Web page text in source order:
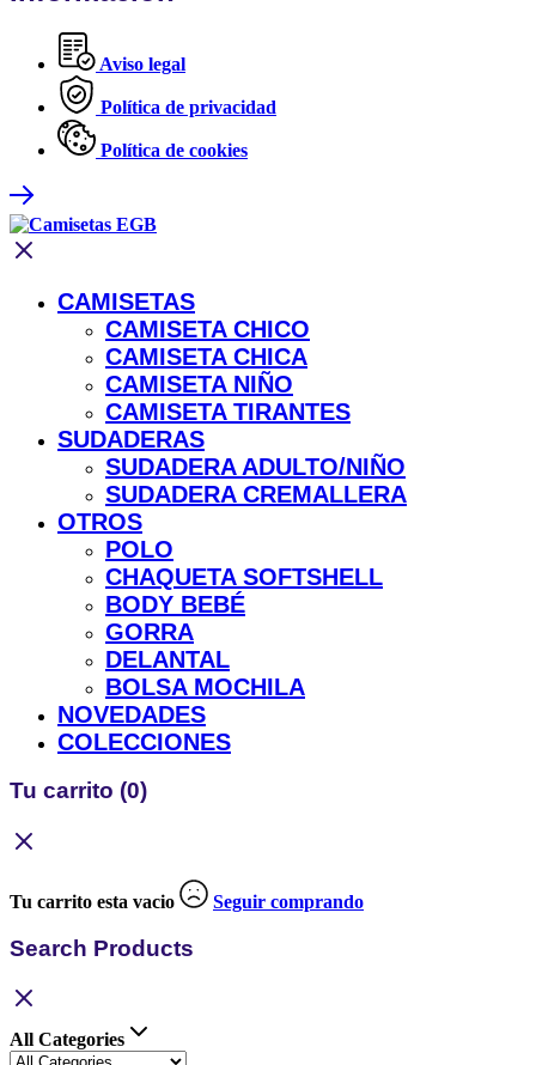
Aviso legal
Política de privacidad
Política de cookies
CAMISETAS
CAMISETA CHICO
CAMISETA CHICA
CAMISETA NIÑO
CAMISETA TIRANTES
SUDADERAS
SUDADERA ADULTO/NIÑO
SUDADERA CREMALLERA
OTROS
POLO
CHAQUETA SOFTSHELL
BODY BEBÉ
GORRA
DELANTAL
BOLSA MOCHILA
NOVEDADES
COLECCIONES
Tu carrito (0)
Tu carrito esta vacio Seguir comprando
Search Products
All Categories